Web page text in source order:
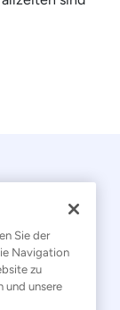
Sie der
Navigation
zu
und unsere